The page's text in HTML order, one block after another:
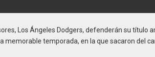
Los Ángeles Dodgers, defenderán su título
memorable temporada, en la que sacaron del